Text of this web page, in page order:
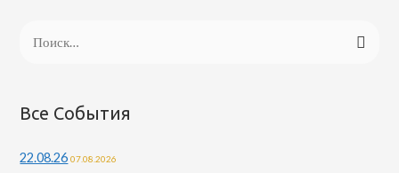
Все События
22.08.26 07.08.2026